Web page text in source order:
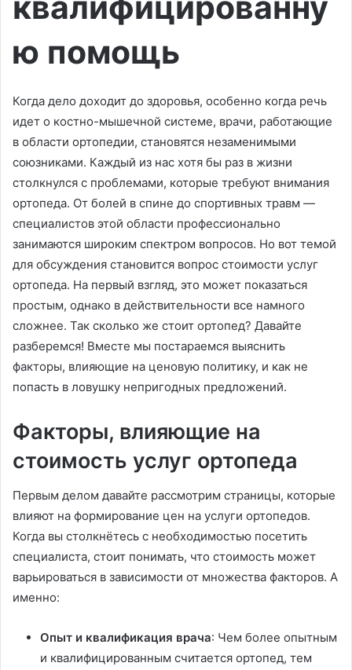
ю помощь
Когда дело доходит до здоровья, особенно когда речь
идет о костно-мышечной системе, врачи, работающие
в области ортопедии, становятся незаменимыми
союзниками. Каждый из нас хотя бы раз в жизни
столкнулся с проблемами, которые требуют внимания
ортопеда. От болей в спине до спортивных травм —
специалистов этой области профессионально
занимаются широким спектром вопросов. Но вот темой
для обсуждения становится вопрос стоимости услуг
ортопеда. На первый взгляд, это может показаться
простым, однако в действительности все намного
сложнее. Так сколько же стоит ортопед? Давайте
разберемся! Вместе мы постараемся выяснить
факторы, влияющие на ценовую политику, и как не
попасть в ловушку непригодных предложений.
Факторы, влияющие на
стоимость услуг ортопеда
Первым делом давайте рассмотрим страницы, которые
влияют на формирование цен на услуги ортопедов.
Когда вы столкнётесь с необходимостью посетить
специалиста, стоит понимать, что стоимость может
варьироваться в зависимости от множества факторов. А
именно:
Опыт и квалификация врача: Чем более опытным
и квалифицированным считается ортопед, тем